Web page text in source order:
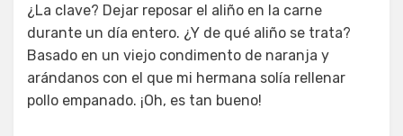
¿La clave? Dejar reposar el aliño en la carne
durante un día entero. ¿Y de qué aliño se trata?
Basado en un viejo condimento de naranja y
arándanos con el que mi hermana solía rellenar
pollo empanado. ¡Oh, es tan bueno!